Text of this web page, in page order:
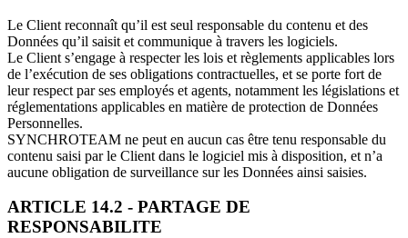
Le Client reconnaît qu’il est seul responsable du contenu et des
Données qu’il saisit et communique à travers les logiciels.
Le Client s’engage à respecter les lois et règlements applicables lors
de l’exécution de ses obligations contractuelles, et se porte fort de
leur respect par ses employés et agents, notamment les législations et
réglementations applicables en matière de protection de Données
Personnelles.
SYNCHROTEAM ne peut en aucun cas être tenu responsable du
contenu saisi par le Client dans le logiciel mis à disposition, et n’a
aucune obligation de surveillance sur les Données ainsi saisies.
ARTICLE 14.2 - PARTAGE DE
RESPONSABILITE